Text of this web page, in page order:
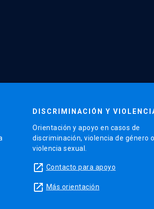
DISCRIMINACIÓN Y
Orientación y apoyo en casos de
discriminación, violencia de género o
violencia sexual.
launch Contacto para apoyo
launch Más orientación